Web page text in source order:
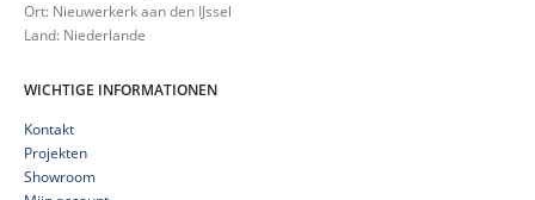
Ort: Nieuwerkerk aan den IJssel
Land: Niederlande
WICHTIGE INFORMATIONEN
Kontakt
Projekten
Showroom